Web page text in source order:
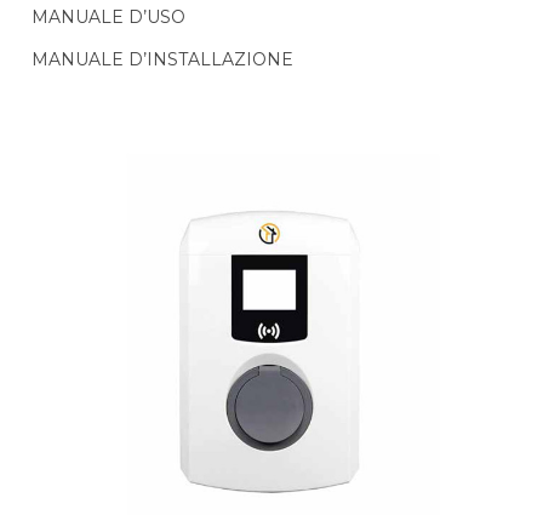
MANUALE D’USO
MANUALE D’INSTALLAZIONE